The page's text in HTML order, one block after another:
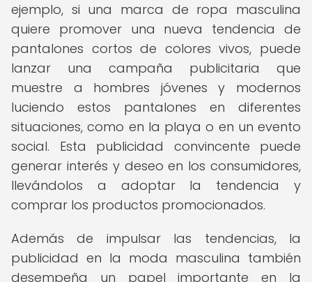
ejemplo, si una marca de ropa masculina
quiere promover una nueva tendencia de
pantalones cortos de colores vivos, puede
lanzar una campaña publicitaria que
muestre a hombres jóvenes y modernos
luciendo estos pantalones en diferentes
situaciones, como en la playa o en un evento
social. Esta publicidad convincente puede
generar interés y deseo en los consumidores,
llevándolos a adoptar la tendencia y
comprar los productos promocionados.
Además de impulsar las tendencias, la
publicidad en la moda masculina también
desempeña un papel importante en la